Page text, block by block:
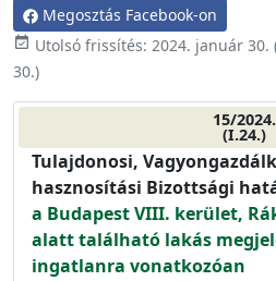
Megosztás Facebook-on
event_available Utolsó frissítés: 2024. január 30.
30.)
15/2024.
(I.24.)
Tulajdonosi,
hasznosítási Bizottsági
a Budapest VIII. kerület,
alatt található lakás
ingatlanra vonatkozóan